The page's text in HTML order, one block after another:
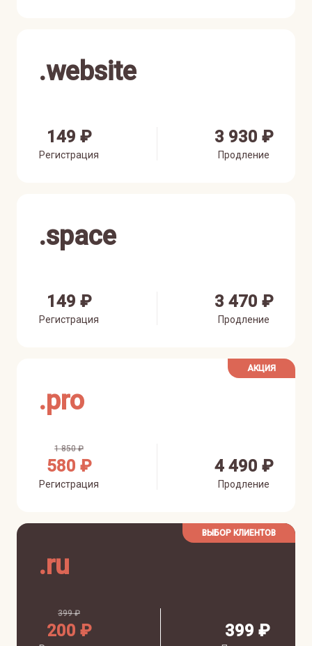
.website
149 ₽
Регистрация
3 930 ₽
Продление
.space
149 ₽
Регистрация
3 470 ₽
Продление
АКЦИЯ
.pro
1 850 ₽
580 ₽
Регистрация
4 490 ₽
Продление
ВЫБОР КЛИЕНТОВ
.ru
399 ₽
200 ₽ 399 ₽